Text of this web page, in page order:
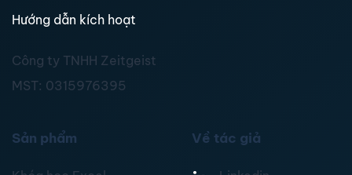
Hướng dẫn kích hoạt
Công ty TNHH Zeitgeist
MST: 0315976395
Sản phẩm Về tác giả